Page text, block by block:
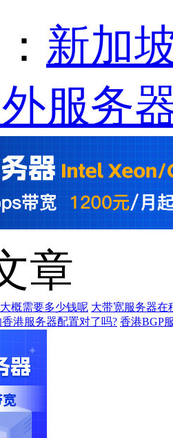
新加
服务
章
概需要多少钱呢 大带宽服务器在
港服务器配置对了吗? 香港BGP